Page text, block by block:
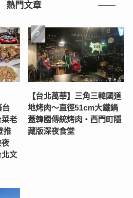
熱門文章
台
老
推
文
【台北萬華】三角三韓國道
地烤肉～直徑51cm大鐵鍋
蓋韓國傳統烤肉‧西門町隱
藏版深夜食堂